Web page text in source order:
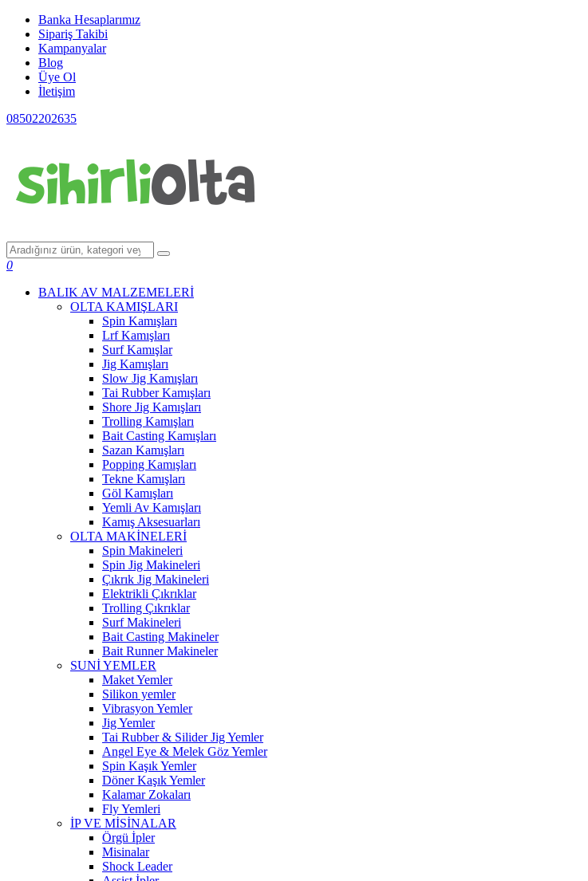
Banka Hesaplarımız
Sipariş Takibi
Kampanyalar
Blog
Üye Ol
İletişim
08502202635
0
BALIK AV MALZEMELERİ
OLTA KAMIŞLARI
Spin Kamışları
Lrf Kamışları
Surf Kamışlar
Jig Kamışları
Slow Jig Kamışları
Tai Rubber Kamışları
Shore Jig Kamışları
Trolling Kamışları
Bait Casting Kamışları
Sazan Kamışları
Popping Kamışları
Tekne Kamışları
Göl Kamışları
Yemli Av Kamışları
Kamış Aksesuarları
OLTA MAKİNELERİ
Spin Makineleri
Spin Jig Makineleri
Çıkrık Jig Makineleri
Elektrikli Çıkrıklar
Trolling Çıkrıklar
Surf Makineleri
Bait Casting Makineler
Bait Runner Makineler
SUNİ YEMLER
Maket Yemler
Silikon yemler
Vibrasyon Yemler
Jig Yemler
Tai Rubber & Silider Jig Yemler
Angel Eye & Melek Göz Yemler
Spin Kaşık Yemler
Döner Kaşık Yemler
Kalamar Zokaları
Fly Yemleri
İP VE MİSİNALAR
Örgü İpler
Misinalar
Shock Leader